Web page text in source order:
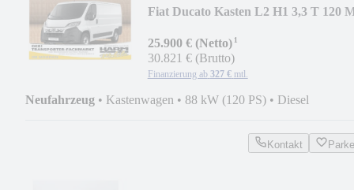
Fiat Ducato Kasten L2 H1 3,3 T 120
25.900 € (Netto)¹
30.821 € (Brutto)
Finanzierung ab 327 € mtl.
Neufahrzeug • Kastenwagen • 88 kW (120 PS) • Diesel
Kontakt